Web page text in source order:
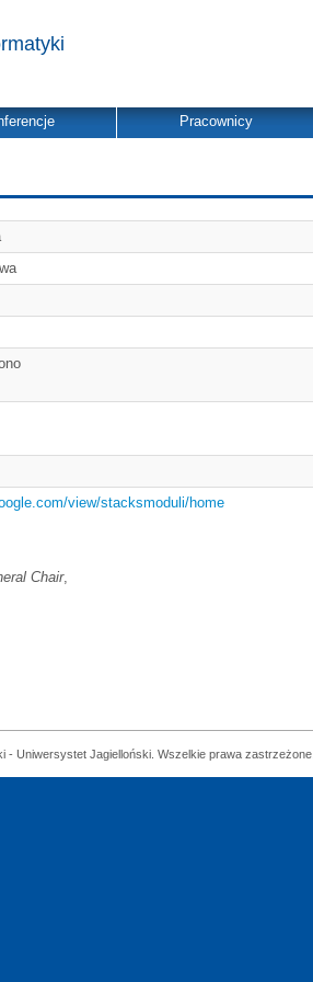
Pracownicy
view/stacksmoduli/home
Chair,
- Uniwersystet Jagielloński. Wszelkie prawa zastrzeżone.